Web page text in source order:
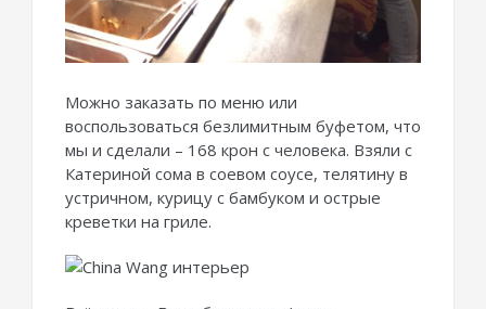
Можно заказать по меню или
воспользоваться безлимитным буфетом, что
мы и сделали – 168 крон с человека. Взяли с
Катериной сома в соевом соусе, телятину в
устричном, курицу с бамбуком и острые
креветки на гриле.